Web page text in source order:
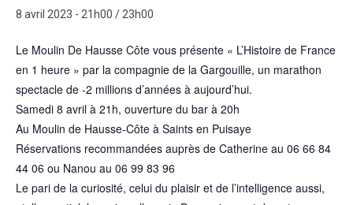
8 avril 2023 - 21h00 /23h00
Le Moulin De Hausse Côte vous présente « L’Histoire de France
en 1 heure » par la compagnie de la Gargouille, un marathon
spectacle de -2 millions d’années à aujourd’hui.
Samedi 8 avril à 21h, ouverture du bar à 20h
Au Moulin de Hausse-Côte à Saints en Puisaye
Réservations recommandées auprès de Catherine au 06 66 84
44 06 ou Nanou au 06 99 83 96
Le pari de la curiosité, celui du plaisir et de l’intelligence aussi,